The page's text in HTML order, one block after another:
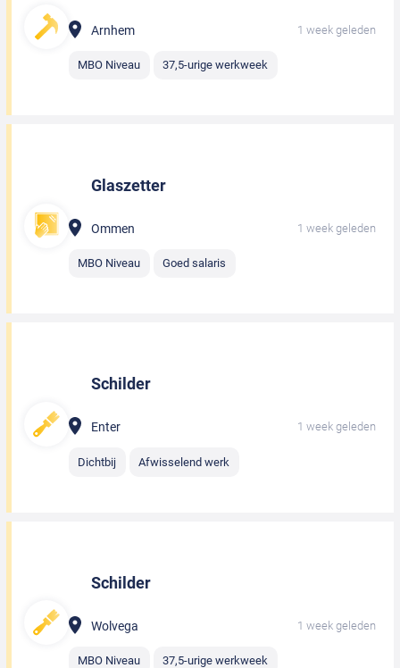
Arnhem 1 week geleden
MBO Niveau 37,5-urige werkweek
Glaszetter
Ommen 1 week geleden
MBO Niveau Goed salaris
Schilder
Enter 1 week geleden
Dichtbij Afwisselend werk
Schilder
Wolvega 1 week geleden
MBO Niveau 37,5-urige werkweek